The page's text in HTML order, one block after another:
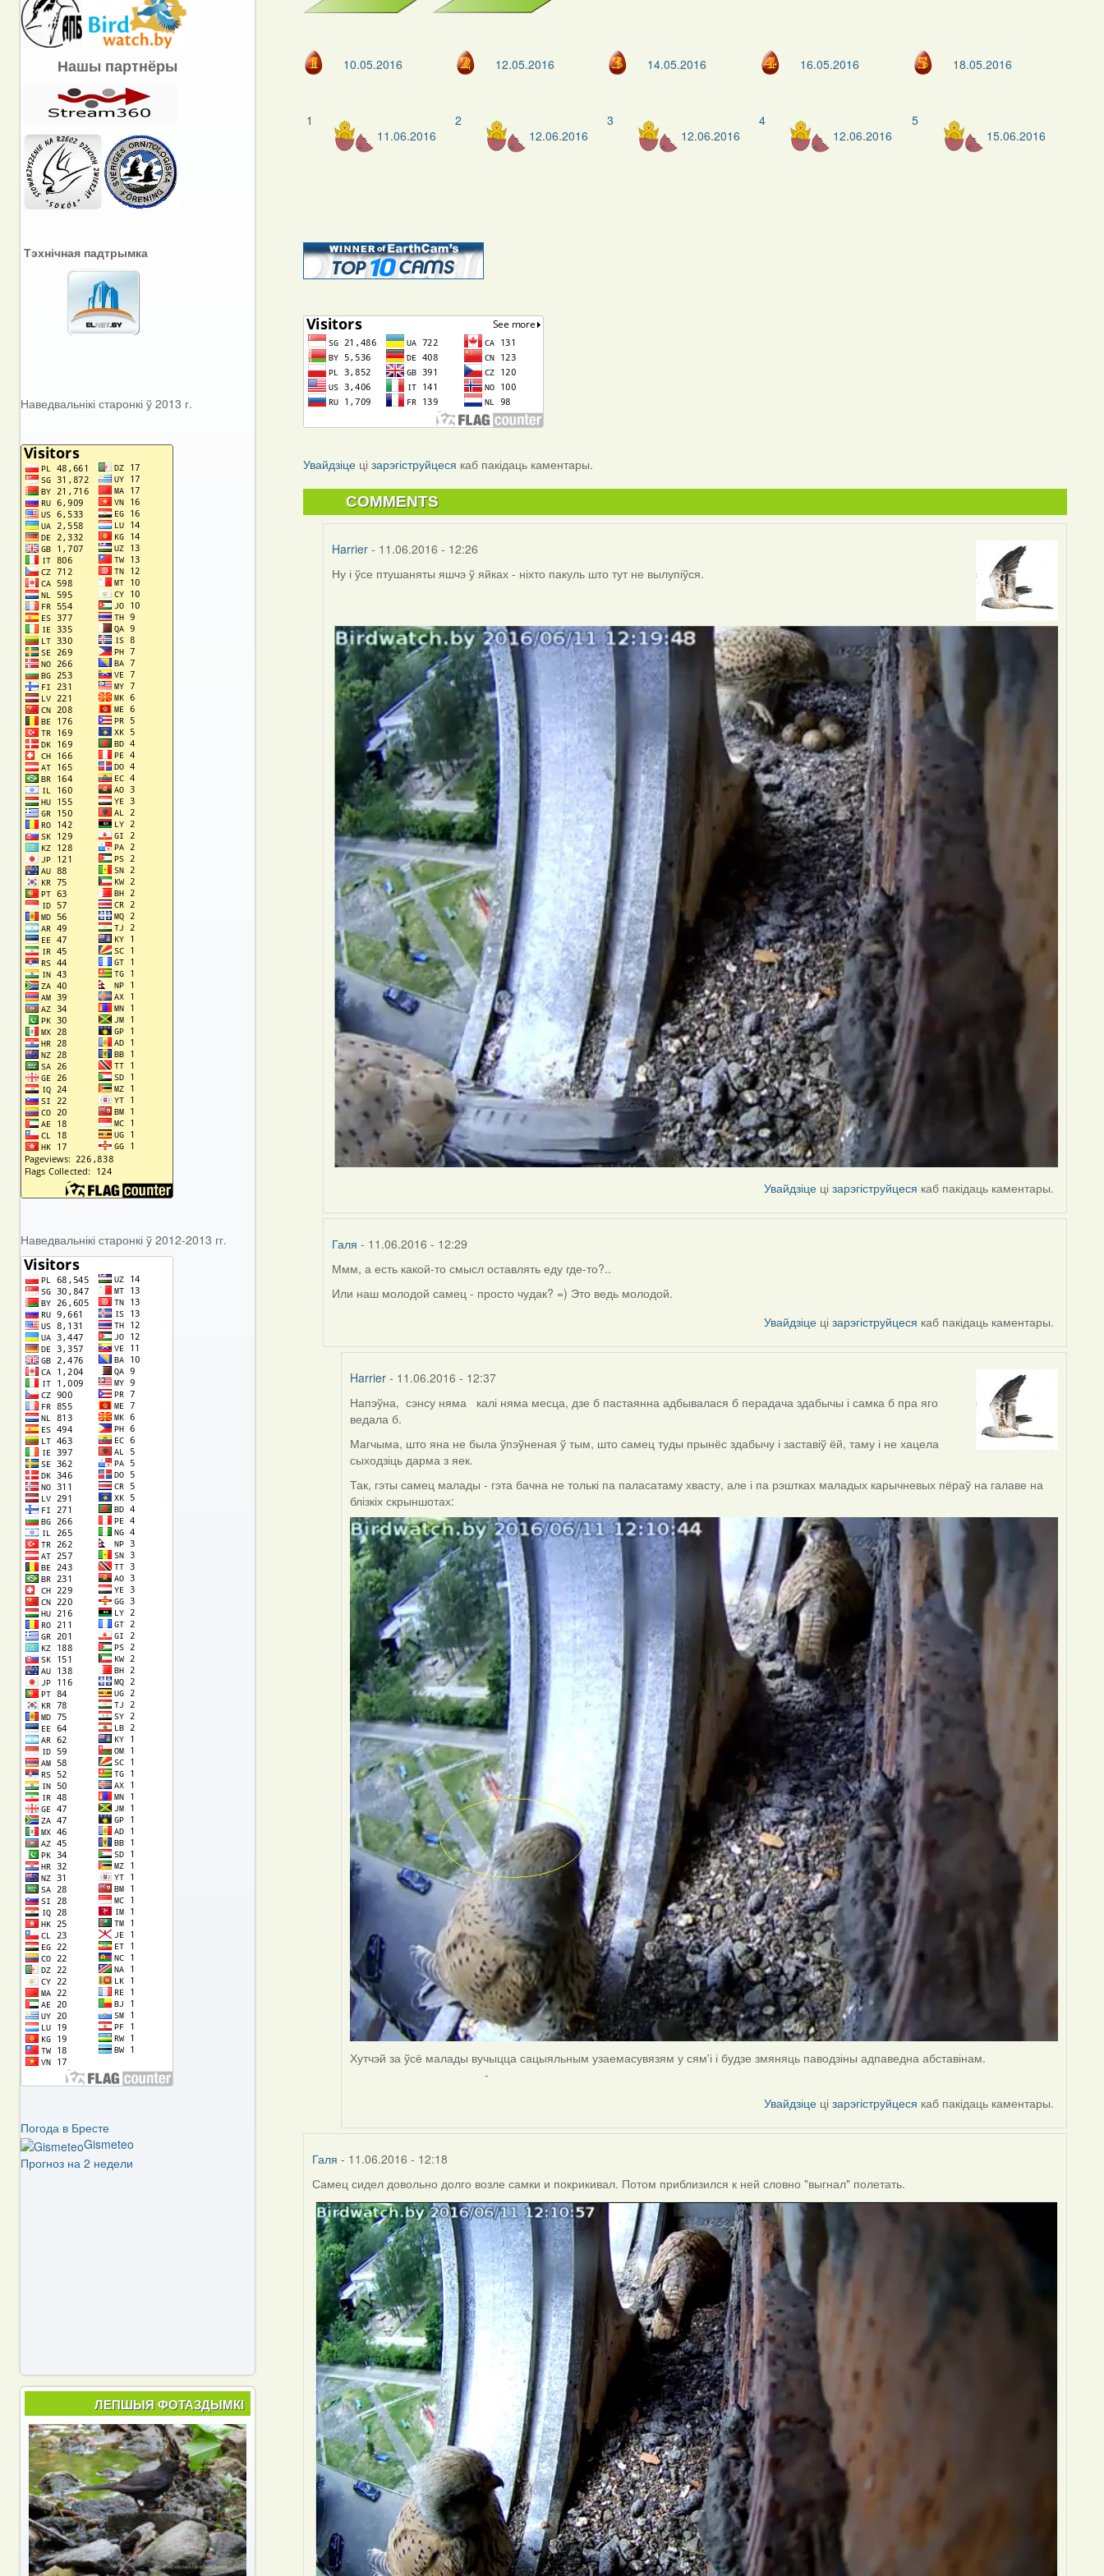
10.05.2016 12.05.2016 14.05.2016 16.05.2016 18.05.2016
1
11.06.2016
2
12.06.2016
3
12.06.2016
4
12.06.2016
5
15.06.2016
Увайдзіце цізарэгіструйцеся каб пакідаць каментары.
COMMENTS
Harrier- 11.06.2016 - 12:26
In
by
Harrier
Ну і ўсе птушаняты яшчэ ў яйках - ніхто пакуль што тут не вылупіўся.
Увайдзіце цізарэгіструйцеся каб пакідаць каментары.
Галя - 11.06.2016 - 12:29
In
reply
Ммм, а есть какой-то смысл оставлять еду где-то?..
Или наш молодой самец - просто чудак? =) Это ведь молодой.
Увайдзіце цізарэгіструйцеся каб пакідаць каментары.
Harrier - 11.06.2016 - 12:37
In
reply
to
by
Напэўна, сэнсу няма калі няма месца, дзе б пастаянна адбывалася б перадача здабычы і самка б пра яго
ведала б.
Магчыма, што яна не была ўпэўненая ў тым, што самец туды прынёс здабычу і заставіў ёй, таму і не хацела
сыходзіць дарма з яек.
Так, гэты самец малады - гэта бачна не толькі па паласатаму хвасту, але і па рэштках маладых карычневых пёраў на галаве на
блізкіх скрыншотах:
Хутчэй за ўсё малады вучыцца сацыяльным узаемасувязям у сям'і і будзе змяняць паводзіны адпаведна абставінам.
-
Увайдзіце цізарэгіструйцеся каб пакідаць каментары.
Галя - 11.06.2016 - 12:18
Самец сидел довольно долго возле самки и покрикивал. Потом приблизился к ней словно "выгнал" полетать.
Нашы партнёры
Тэхнічная падтрымка
Наведвальнікі старонкі ў 2013 г.
Наведвальнікі старонкі ў 2012-2013 гг.
Погода в Бресте
Gismeteo
Прогноз на 2 недели
ЛЕПШЫЯ ФОТАЗДЫМКІ